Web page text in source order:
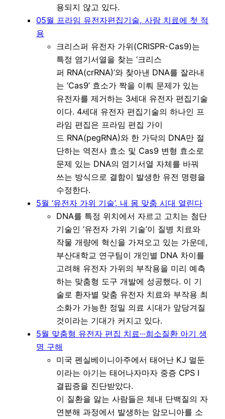
용되지 않고 있다.
05월 프라임 유전자편집기술, 사람 치료에 첫 적
용
크리스퍼 유전자 가위(CRISPR-Cas9)는
특정 염기서열을 찾는 ‘크리스
퍼 RNA(crRNA)’와 찾아낸 DNA를 잘라내
는 ‘Cas9’ 효소가 짝을 이뤄 문제가 있는
유전자를 제거하는 3세대 유전자 편집기술
이다. 4세대 유전자 편집기술의 하나인 프
라임 편집은 프라임 편집 가이
드 RNA(pegRNA)와 한 가닥의 DNA만 절
단하는 역전사 효소 및 Cas9 변형 효소로
문제 있는 DNA의 염기서열 자체를 바꿔
쓰는 방식으로 결함이 발생한 유전 명령을
수정한다.
5월 ‘유전자 가위 기술’, 내 몸 맞춤 시대 열린다
DNA를 특정 위치에서 자르고 고치는 첨단
기술인 ‘유전자 가위 기술’이 질병 치료와
작물 개량에 혁신을 가져오고 있는 가운데,
부산대학교 연구팀이 개인별 DNA 차이를
고려해 유전자 가위의 부작용을 미리 예측
하는 맞춤형 도구 개발에 성공했다. 이 기
술로 환자별 맞춤 유전자 치료와 부작용 최
소화가 가능한 정밀 의료 시대가 앞당겨질
것이라는 기대가 커지고 있다.
5월 맞춤형 유전자 편집 치료···희소질환 아기 생
명 구해
미국 펜실베이니아주에서 태어난 KJ 멀둔
이라는 아기는 태어나자마자 중증 CPS I
결핍증을 진단받았다.
이 질환을 앓는 사람들은 체내 단백질의 자
연분해 과정에서 발생하는 암모니아를 소